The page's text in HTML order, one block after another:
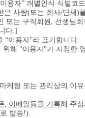
용자” 개별인식 식별코드
사람(또는 회사/단체)
는 구직회원, 선생님
다.]
이용자”라 표기합니다.
해 "이용자"가 지정한
케팅 또는 관리상의 이유
, 이메일등을 기록해 주
발송!).